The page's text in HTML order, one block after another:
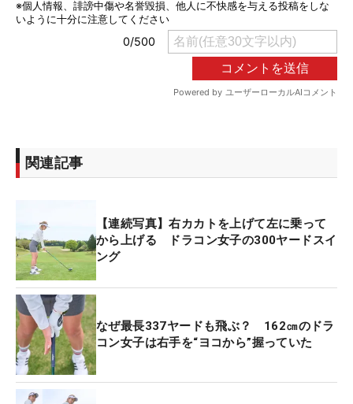
関連記事
【連続写真】右カカトを上げて左に乗って
から上げる ドラコン女子の300ヤードスイ
ング
なぜ最長337ヤードも飛ぶ？ 162㎝のドラ
コン女子は右手を“ヨコから”握っていた